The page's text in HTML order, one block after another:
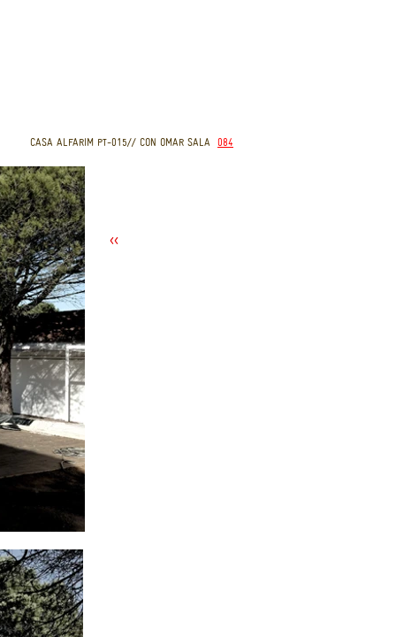
CASA ALFARIM PT-015// CON OMAR SALA 084
<<